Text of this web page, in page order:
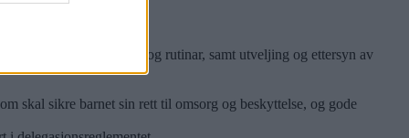
av system og rutinar, samt utveljing og ettersyn av
skal sikre barnet sin rett til omsorg og beskyttelse, og gode